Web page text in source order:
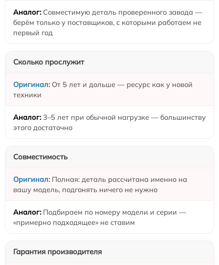
Совместимую деталь проверенного завода —
берём только у поставщиков, с которыми работаем не
первый год
Сколько прослужит
От 5 лет и дольше — ресурс как у новой
техники
3–5 лет при обычной нагрузке — большинству
этого достаточно
Совместимость
Полная: деталь рассчитана именно на
вашу модель, подгонять ничего не нужно
Подбираем по номеру модели и серии —
«примерно подходящее» не ставим
Гарантия производителя